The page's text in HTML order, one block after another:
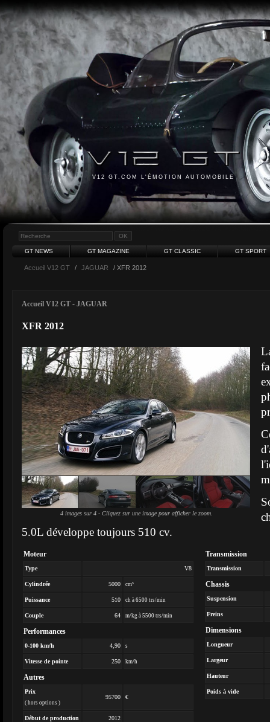
V12 GT.COM L'ÉMOTION AUTOMOBILE
GT NEWS GT MAGAZINE GT CLASSIC GT SPORT
Accueil V12 GT / JAGUAR / XFR 2012
Accueil V12 GT - JAGUAR
XFR 2012
4 images sur 4 - Cliquez sur une image pour afficher le zoom.
5.0L développe toujours 510 cv.
Moteur
Type V8
Cylindrée 5000 cm³
Puissance 510 ch à 6500 trs/min
Couple 64 m/kg à 5500 trs/min
Performances
0-100 km/h 4,90 s
Vitesse de pointe 250 km/h
Autres
Prix
( hors options )
95700 €
Début de production 2012
Transmission
Transmission
Chassis
Suspension
Freins
Dimensions
Longueur
Largeur
Hauteur
Poids à vide